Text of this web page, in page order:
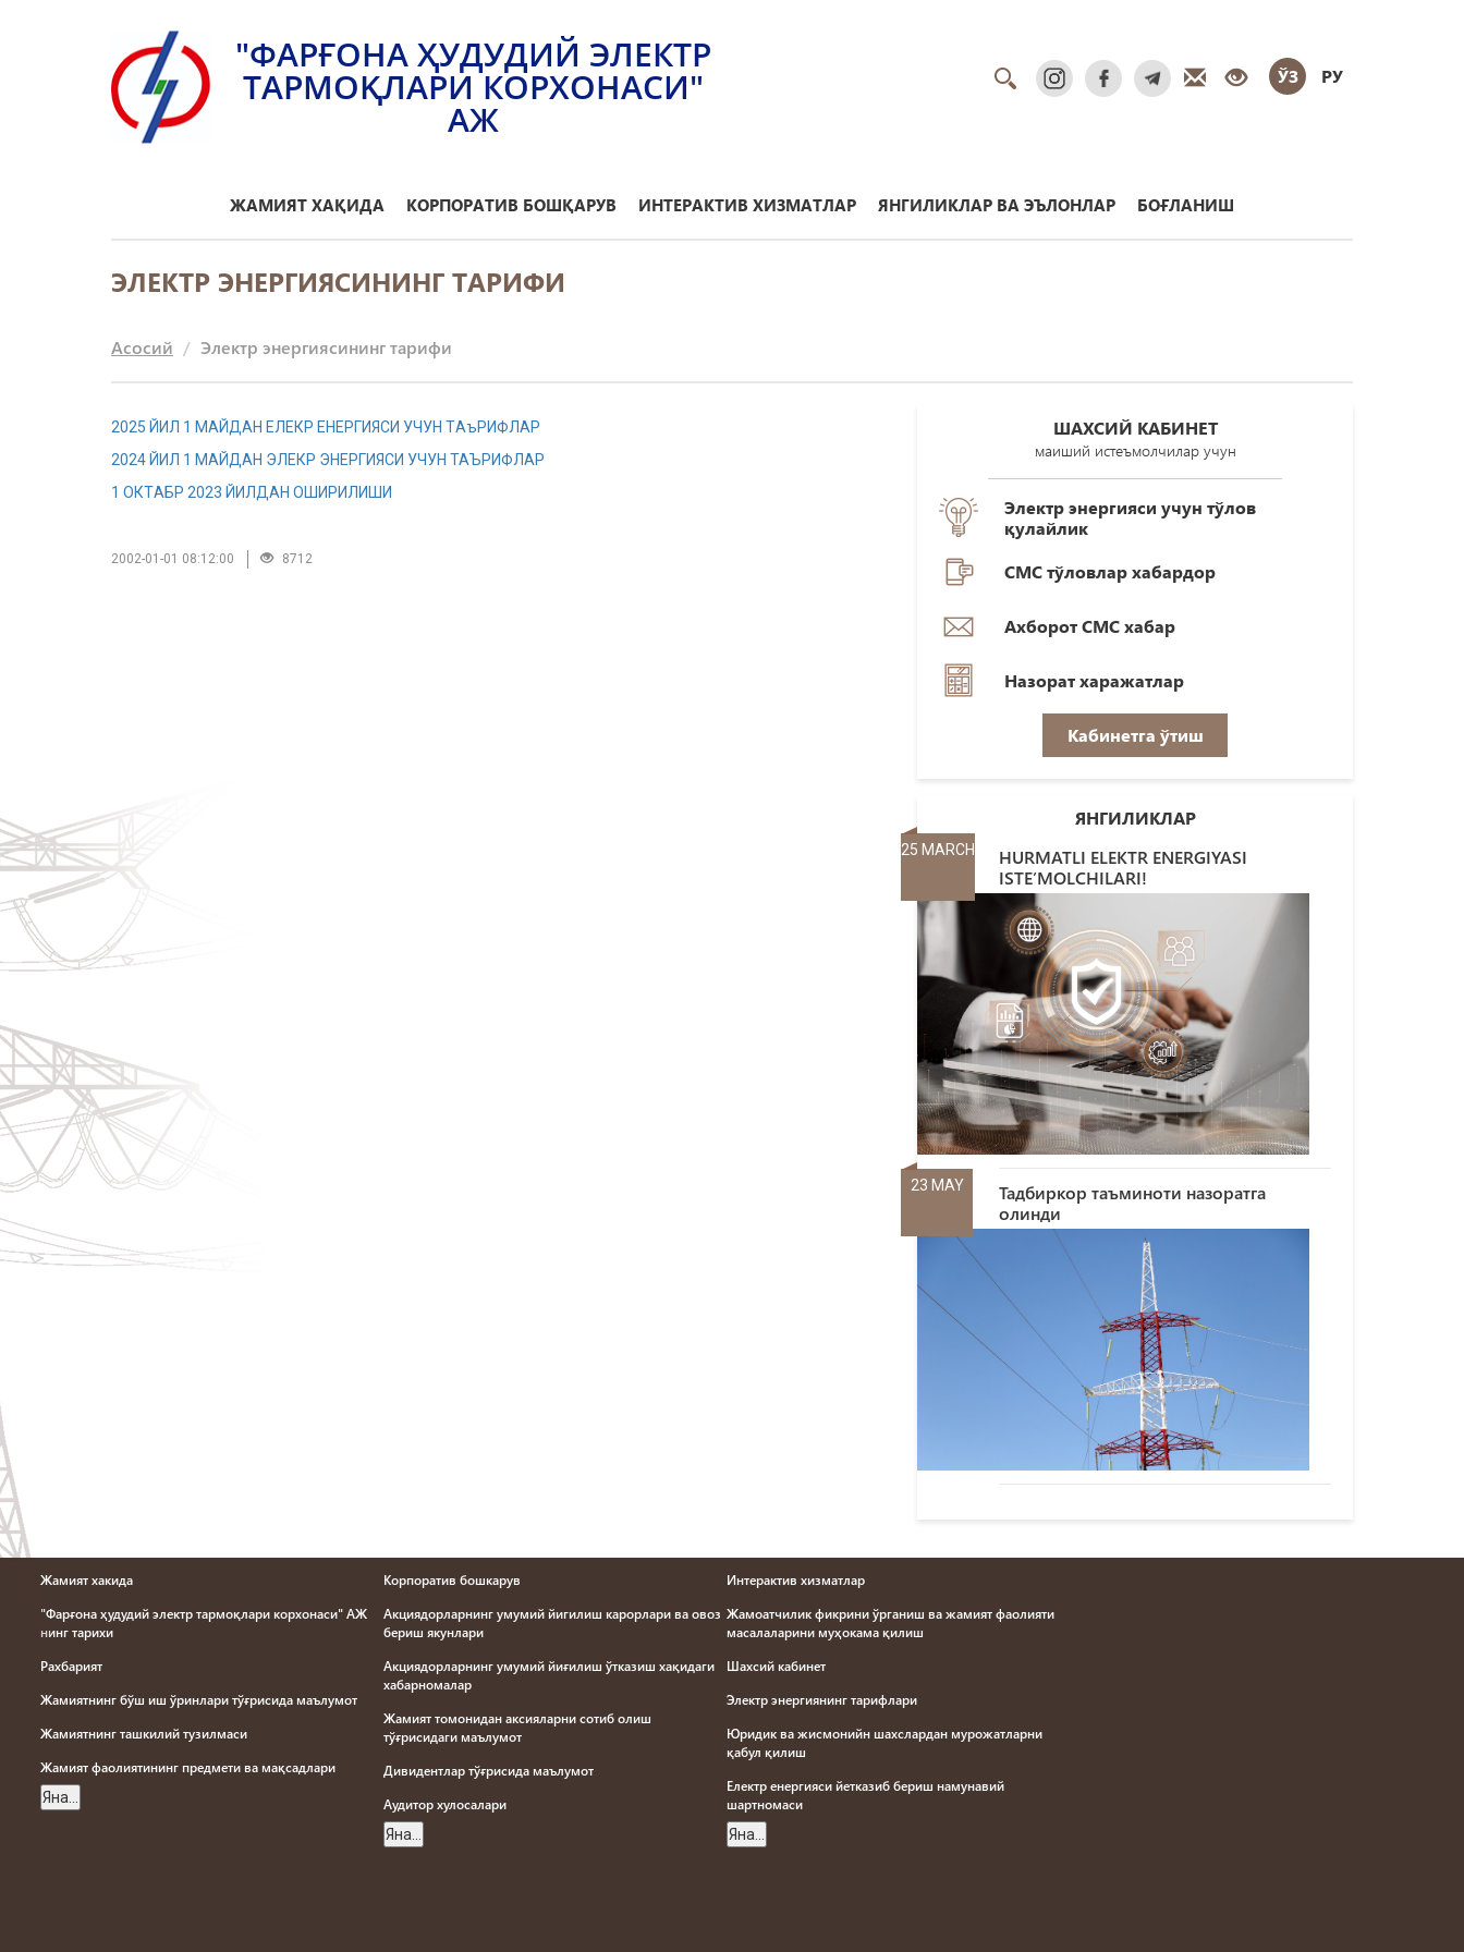
"ФАРҒОНА ҲУДУДИЙ ЭЛЕКТР
ТАРМОҚЛАРИ КОРХОНАСИ"
АЖ
ЎЗ РУ
ЖАМИЯТ ХАҚИДА КОРПОРАТИВ БОШҚАРУВ ИНТЕРАКТИВ ХИЗМАТЛАР ЯНГИЛИКЛАР ВА ЭЪЛОНЛАР БОҒЛАНИШ
ЭЛЕКТР ЭНЕРГИЯСИНИНГ ТАРИФИ
Асосий Электр энергиясининг тарифи
2025 ЙИЛ 1 МAЙДAН ЕЛЕКР ЕНЕРГИЯСИ УЧУН ТAъРИФЛAР
2024 ЙИЛ 1 МАЙДАН ЭЛЕКР ЭНЕРГИЯСИ УЧУН ТАЪРИФЛАР
1 ОКТAБР 2023 ЙИЛДAН ОШИРИЛИШИ
2002-01-01 08:12:00 8712
ШАХСИЙ КАБИНЕТ
маиший истеъмолчилар учун
Электр энергияси учун тўлов
қулайлик
СМС тўловлар хабардор
Ахборот СМС хабар
Назорат харажатлар
Кабинетга ўтиш
ЯНГИЛИКЛАР
25 MARCH
HURMATLI ELEKTR ENERGIYASI
ISTE’MOLCHILARI!
23 MAY
Тадбиркор таъминоти назоратга
олинди
Жамият хакида
"Фарғона ҳудудий электр тармоқлари корхонаси" АЖ
нинг тарихи
Рахбарият
Жамиятнинг бўш иш ўринлари тўғрисида маълумот
Жамиятнинг ташкилий тузилмаси
Жамият фаолиятининг предмети ва мақсадлари
Яна...
Корпоратив бошкарув
Акциядорларнинг умумий йигилиш карорлари ва овоз
бериш якунлари
Акциядорларнинг умумий йиғилиш ўтказиш хақидаги
хабарномалар
Жамият томонидан аксияларни сотиб олиш
тўғрисидаги маълумот
Дивидентлар тўғрисида маълумот
Aудитор хулосалари
Яна...
Интерактив хизматлар
Жамоатчилик фикрини ўрганиш ва жамият фаолияти
масалаларини муҳокама қилиш
Шахсий кабинет
Электр энергиянинг тарифлари
Юридик ва жисмонийн шахслардан мурожатларни
қабул қилиш
Електр енергияси йетказиб бериш намунавий
шартномаси
Яна...